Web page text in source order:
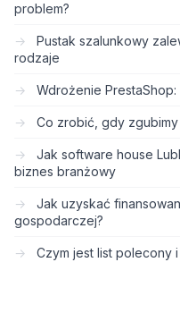
problem?
Pustak szalunkowy
rodzaje
Wdrożenie
Co zrobić, gdy
Jak software house
biznes branżowy
Jak uzyskać
gospodarczej?
Czym jest list polecony